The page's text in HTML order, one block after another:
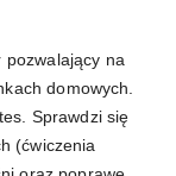
pozwalający na
domowych.
Sprawdzi się
(ćwiczenia